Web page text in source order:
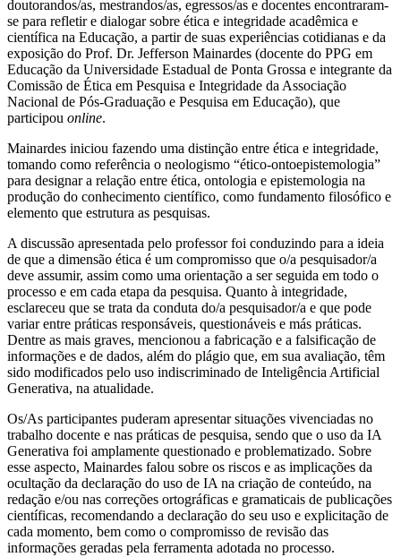
doutorandos/as, mestrandos/as, egressos/as e docentes encontraram-
se para refletir e dialogar sobre ética e integridade acadêmica e
científica na Educação, a partir de suas experiências cotidianas e da
exposição do Prof. Dr. Jefferson Mainardes (docente do PPG em
Educação da Universidade Estadual de Ponta Grossa e integrante da
Comissão de Ética em Pesquisa e Integridade da Associação
Nacional de Pós-Graduação e Pesquisa em Educação), que
participou online.
Mainardes iniciou fazendo uma distinção entre ética e integridade,
tomando como referência o neologismo “ético-ontoepistemologia”
para designar a relação entre ética, ontologia e epistemologia na
produção do conhecimento científico, como fundamento filosófico e
elemento que estrutura as pesquisas.
A discussão apresentada pelo professor foi conduzindo para a ideia
de que a dimensão ética é um compromisso que o/a pesquisador/a
deve assumir, assim como uma orientação a ser seguida em todo o
processo e em cada etapa da pesquisa. Quanto à integridade,
esclareceu que se trata da conduta do/a pesquisador/a e que pode
variar entre práticas responsáveis, questionáveis e más práticas.
Dentre as mais graves, mencionou a fabricação e a falsificação de
informações e de dados, além do plágio que, em sua avaliação, têm
sido modificados pelo uso indiscriminado de Inteligência Artificial
Generativa, na atualidade.
Os/As participantes puderam apresentar situações vivenciadas no
trabalho docente e nas práticas de pesquisa, sendo que o uso da IA
Generativa foi amplamente questionado e problematizado. Sobre
esse aspecto, Mainardes falou sobre os riscos e as implicações da
ocultação da declaração do uso de IA na criação de conteúdo, na
redação e/ou nas correções ortográficas e gramaticais de publicações
científicas, recomendando a declaração do seu uso e explicitação de
cada momento, bem como o compromisso de revisão das
informações geradas pela ferramenta adotada no processo.